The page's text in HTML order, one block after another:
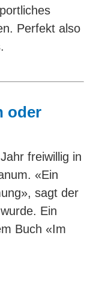
Perfekt also
oder
freiwillig in
«Ein
sagt der
Ein
Buch «Im